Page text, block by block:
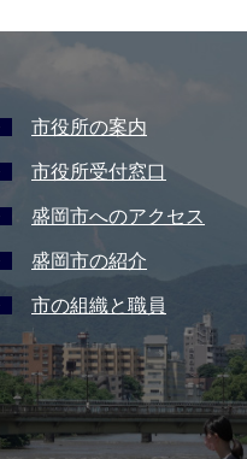
市役所の案内
市役所受付窓口
盛岡市へのアクセス
盛岡市の紹介
市の組織と職員